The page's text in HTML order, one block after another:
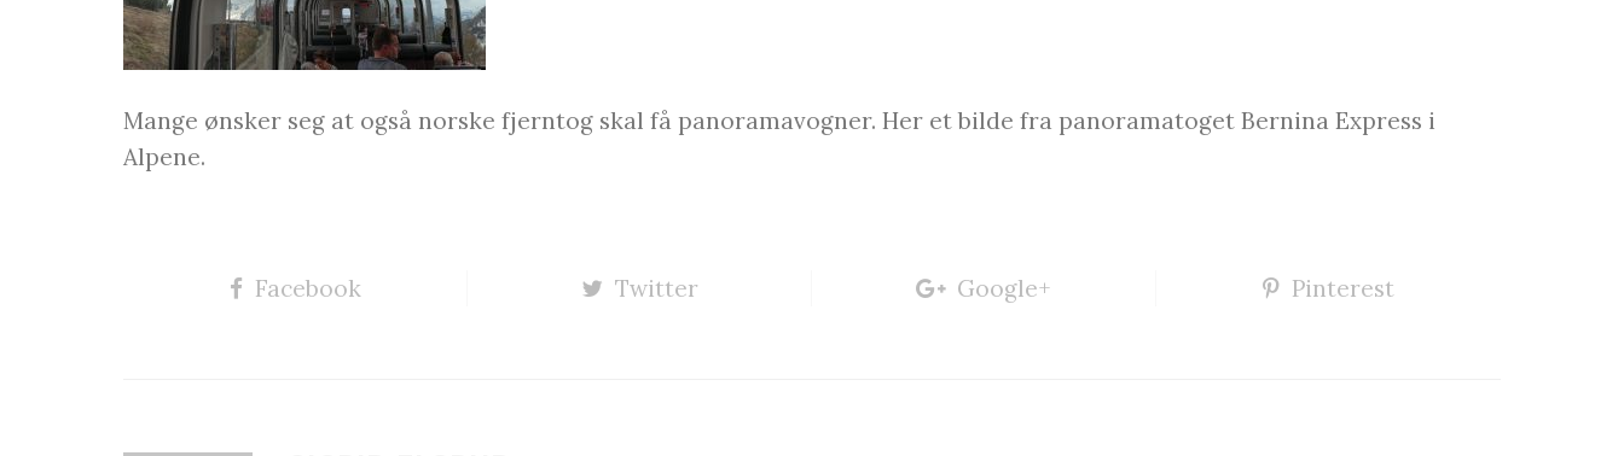
Mange ønsker seg at også norske fjerntog skal få panoramavogner. Her et bilde fra panoramatoget Bernina Express i
Alpene.
Facebook Twitter Google+ Pinterest